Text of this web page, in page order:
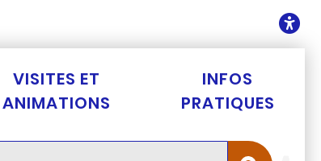
VISITES ET
ANIMATIONS
INFOS
PRATIQUES